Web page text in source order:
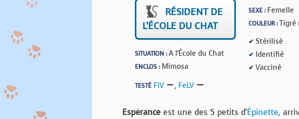
RÉSIDENT DE
L'ÉCOLE DU CHAT
SITUATION :A l'École du Chat
ENCLOS : Mimosa
SEXE : Femelle
COULEUR :Tigré
✔ Stérilisé
✔ Identifié
✔ Vacciné
TESTÉ FIV , FeLV
Espérance est une des 5 petits d’Épinette,